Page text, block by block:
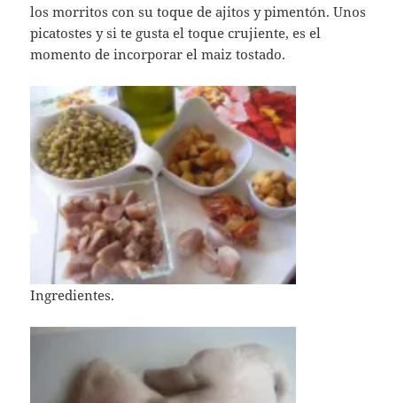
los morritos con su toque de ajitos y pimentón. Unos
picatostes y si te gusta el toque crujiente, es el
momento de incorporar el maiz tostado.
Ingredientes.